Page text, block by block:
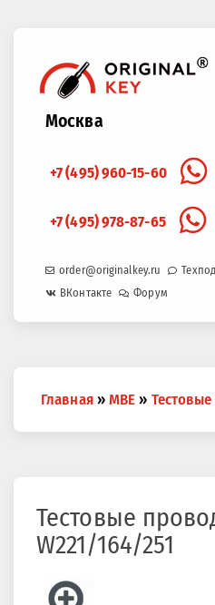
Москва
+7 (495) 960-15-60
+7 (495) 978-87-65
order@originalkey.ru
ВКонтакте
Форум
здесь
Главная » MBE »
Тестовые
W221/164/251